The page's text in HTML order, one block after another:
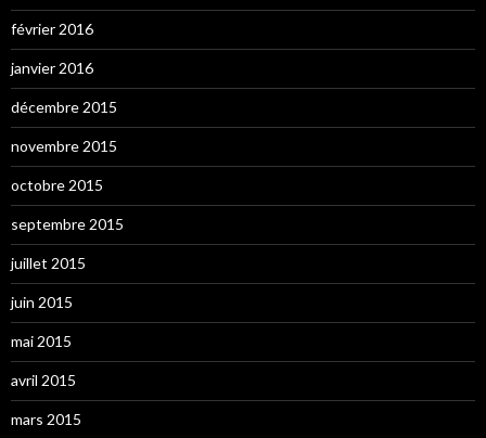
février 2016
janvier 2016
décembre 2015
novembre 2015
octobre 2015
septembre 2015
juillet 2015
juin 2015
mai 2015
avril 2015
mars 2015